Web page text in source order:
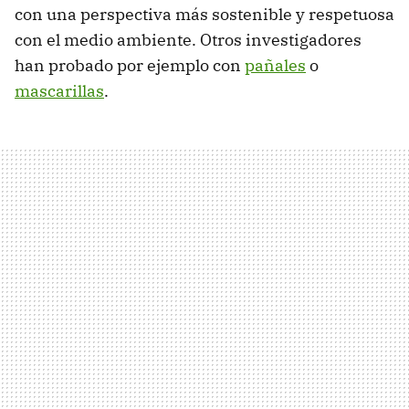
con una perspectiva más sostenible y respetuosa
con el medio ambiente. Otros investigadores
han probado por ejemplo con pañales o
mascarillas.